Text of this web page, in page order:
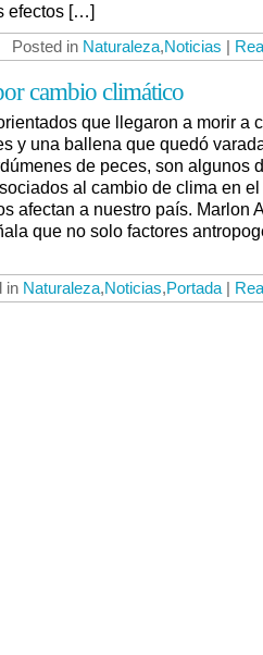
efectos […]
Posted in Naturaleza,Noticias |
cambio climático
que llegaron a morir a
y una ballena que quedó
de peces, son algunos
al cambio de clima en
afectan a nuestro país. Marlon
que no solo factores
in Naturaleza,Noticias,Portada |